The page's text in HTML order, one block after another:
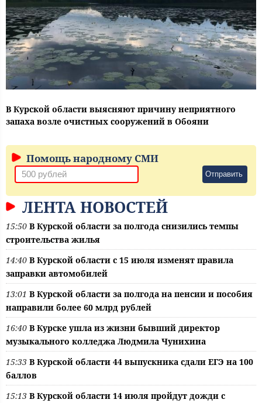
В Курской области выясняют причину неприятного
запаха возле очистных сооружений в Обояни
Помощь народному СМИ
Отправить
ЛЕНТА НОВОСТЕЙ
15:50 В Курской области за полгода снизились темпы
строительства жилья
14:40 В Курской области с 15 июля изменят правила
заправки автомобилей
13:01 В Курской области за полгода на пенсии и пособия
направили более 60 млрд рублей
16:40 В Курске ушла из жизни бывший директор
музыкального колледжа Людмила Чунихина
15:33 В Курской области 44 выпускника сдали ЕГЭ на 100
баллов
15:13 В Курской области 14 июля пройдут дожди с